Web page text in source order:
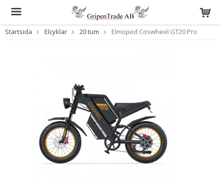
Startsida Elcyklar 20 tum Elmoped Coswheel GT20 Pro